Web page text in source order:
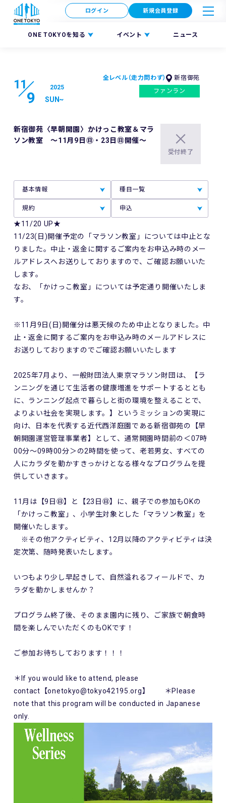
ONE TOKYOを知る イベント ニュース
ログイン 新規会員登録
11
9
2025
SUN~
全レベル（走力問わず）
新宿御苑
ファンラン
新宿御苑〈早朝開園〉かけっこ教室＆マラ
ソン教室 ～11月9日㊐・23日㊐開催～
受付終了
基本情報 種目一覧
規約 申込
★11/20 UP★
11/23(日)開催予定の「マラソン教室」については中止とな
りました。中止・返金に関するご案内をお申込み時のメー
ルアドレスへお送りしておりますので、ご確認お願いいた
します。
なお、「かけっこ教室」については予定通り開催いたしま
す。
※11月9日(日)開催分は悪天候のため中止となりました。中
止・返金に関するご案内をお申込み時のメールアドレスに
お送りしておりますのでご確認お願いいたします
2025年7月より、一般財団法人東京マラソン財団は、【ラ
ンニングを通じて生活者の健康増進をサポートするととも
に、ランニング起点で暮らしと街の環境を整えることで、
よりよい社会を実現します。】というミッションの実現に
向け、日本を代表する近代西洋庭園である新宿御苑の【早
朝開園運営管理事業者】として、通常開園時間前の＜07時
00分～09時00分＞の2時間を使って、老若男女、すべての
人にカラダを動かすきっかけとなる様々なプログラムを提
供していきます。
11月は【9日㊐】と【23日㊐】に、親子での参加もOKの
「かけっこ教室」、小学生対象とした「マラソン教室」を
開催いたします。
※その他アクティビティ、12月以降のアクティビティは決
定次第、随時発表いたします。
いつもより少し早起きして、自然溢れるフィールドで、カ
ラダを動かしませんか？
プログラム終了後、そのまま園内に残り、ご家族で朝食時
間を楽しんでいただくのもOKです！
ご参加お待ちしております！！！
＊If you would like to attend, please
contact【onetokyo@tokyo42195.org】 ＊Please
note that this program will be conducted in Japanese
only.